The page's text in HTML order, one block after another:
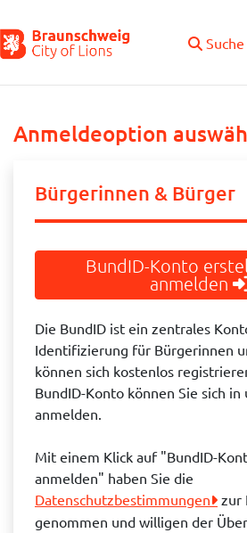
Suche
Anmeldeoption
Bürgerinnen & Bürger
BundID-Konto
anmelden
Die BundID ist ein zentrales
Identifizierung für Bürgerinnen
können sich kostenlos
BundID-Konto können Sie sich
anmelden.
Mit einem Klick auf "BundID-
anmelden" haben Sie die
Datenschutzbestimmungen
zur
genommen und willigen der